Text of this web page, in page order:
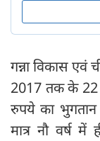
गन्ना विकास एवं
2017 तक के 22
रुपये का भुगतान
मात्र नौ वर्ष